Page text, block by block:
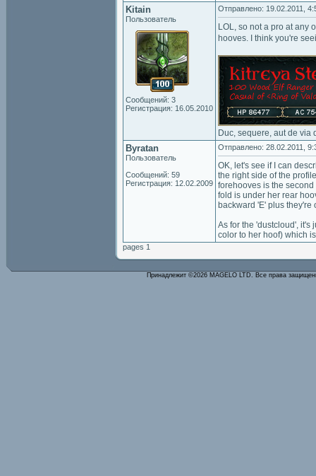
Kitain
Пользователь
Сообщений: 3
Регистрация: 16.05.2010
Отправлено: 19.02.2011,
LOL, so not a pro at any
hooves. I think you're
Duc, sequere, aut de via
Byratan
Пользователь
Сообщений: 59
Регистрация: 12.02.2009
Отправлено: 28.02.2011,
OK, let's see if I can
the right side of the
forehooves is the
fold is under her rear
backward 'E' plus they're
As for the 'dustcloud', it's
color to her hoof) which
pages 1
Принадлежит ©2026 MAGELO LTD. Все права